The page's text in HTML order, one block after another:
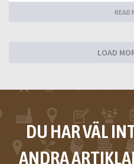
READ
LOAD
DU HAR VÄL
ANDRA